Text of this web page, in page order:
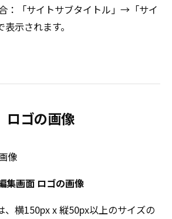
：「サイトサブタイトル」→「サイ
示されます。
ロゴの画像
集画面 ロゴの画像
、横150px x 縦50px以上のサイズの